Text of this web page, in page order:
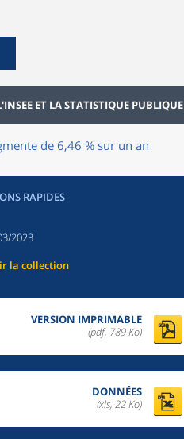
ET LA STATISTIQUE PUBLIQUE
de 6,46 % sur un an
RAPIDES
2023
la collection
VERSION IMPRIMABLE
(pdf, 789 Ko)
DONNÉES
(xls, 22 Ko)